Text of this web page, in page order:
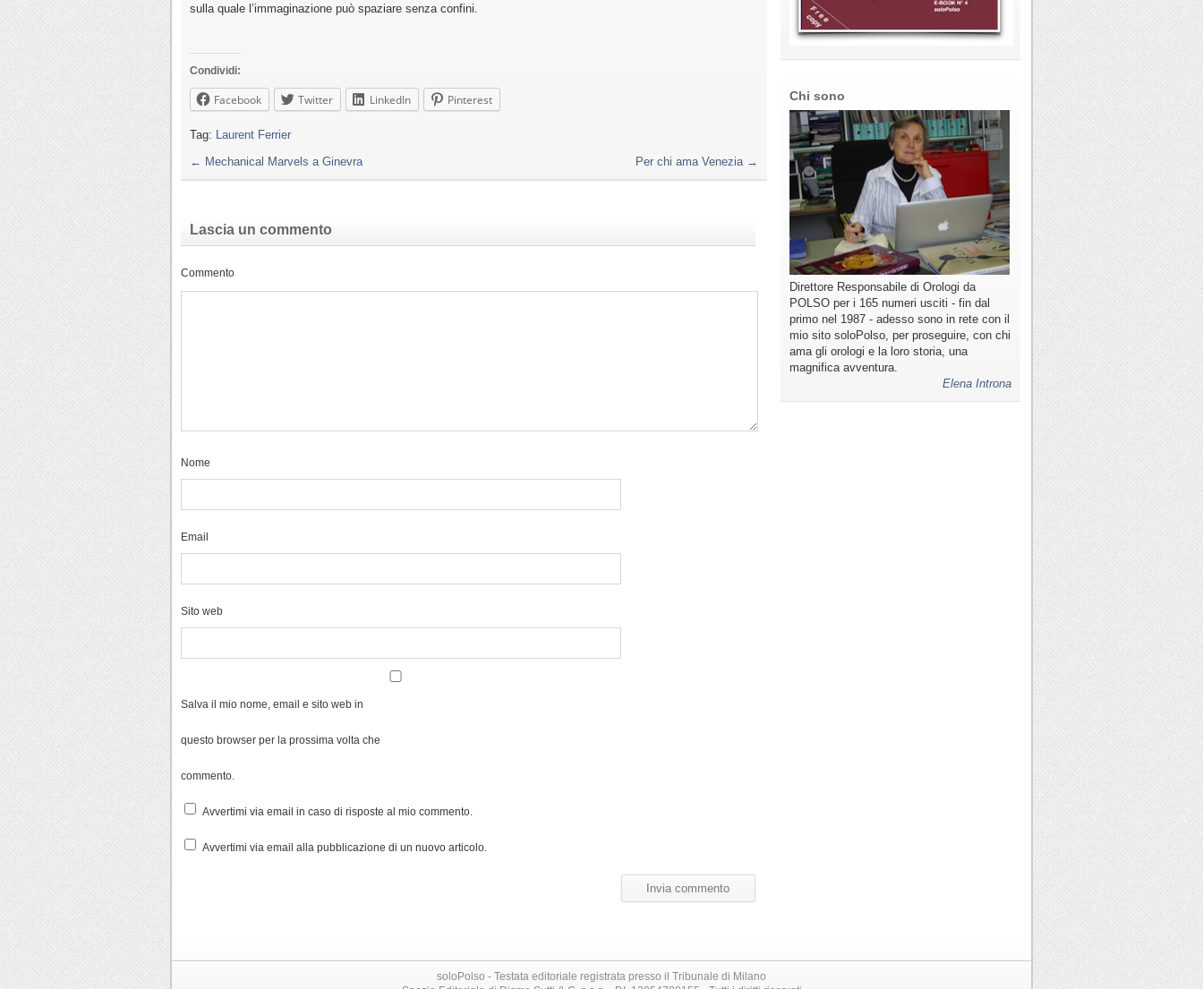
sulla quale l’immaginazione può spaziare senza confini.
Condividi:
Facebook Twitter LinkedIn Pinterest
Tag: Laurent Ferrier
← Mechanical Marvels a Ginevra Per chi ama Venezia →
Lascia un commento
Commento
Nome
Email
Sito web
Salva il mio nome, email e sito web in
questo browser per la prossima volta che
commento.
Avvertimi via email in caso di risposte al mio commento.
Avvertimi via email alla pubblicazione di un nuovo articolo.
Chi sono
Direttore Responsabile di Orologi da
POLSO per i 165 numeri usciti - fin dal
primo nel 1987 - adesso sono in rete con il
mio sito soloPolso, per proseguire, con chi
ama gli orologi e la loro storia, una
magnifica avventura.
Elena Introna
soloPolso - Testata editoriale registrata presso il Tribunale di Milano